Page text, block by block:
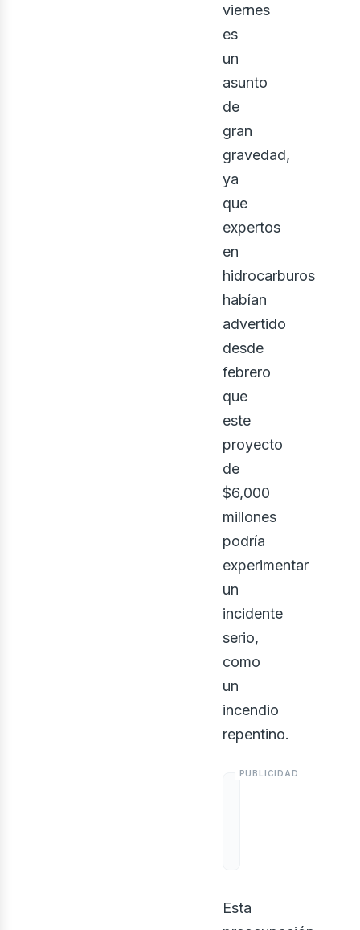
viernes
es
un
asunto
de
gran
gravedad,
ya
que
expertos
en
hidrocarburos
habían
advertido
desde
febrero
que
este
proyecto
de
$6,000
millones
podría
experimentar
un
incidente
serio,
como
un
incendio
repentino.
Esta